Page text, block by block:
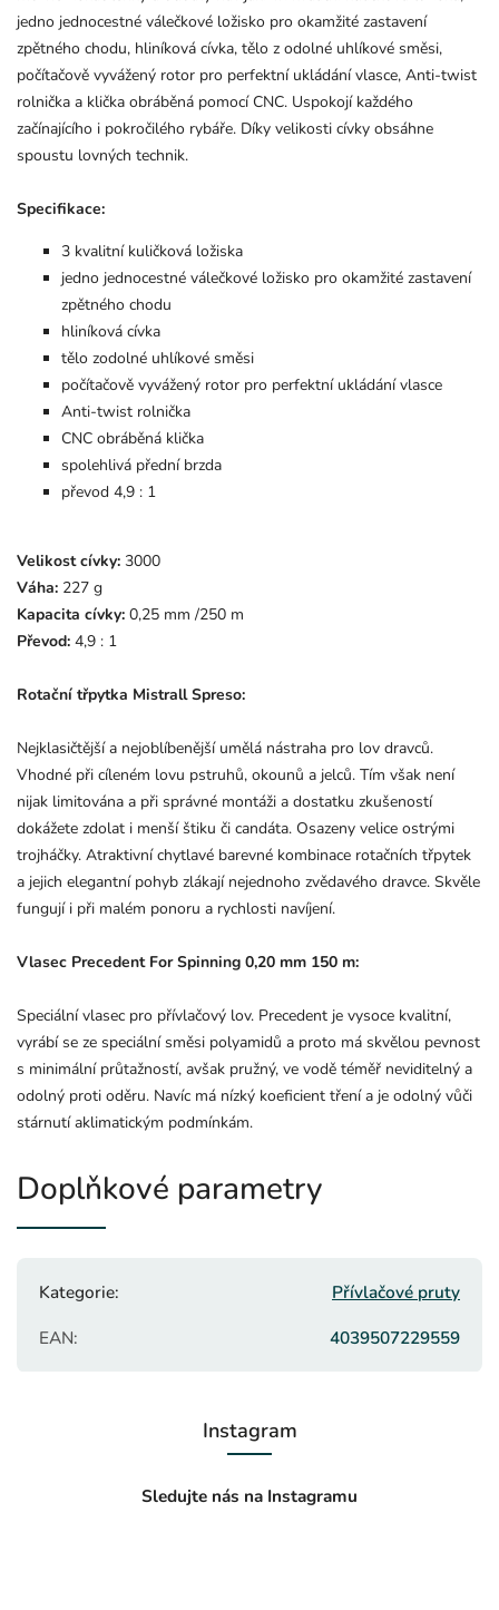
jedno jednocestné válečkové ložisko pro okamžité zastavení
zpětného chodu, hliníková cívka, tělo z odolné uhlíkové směsi,
počítačově vyvážený rotor pro perfektní ukládání vlasce, Anti-twist
rolnička a klička obráběná pomocí CNC. Uspokojí každého
začínajícího i pokročilého rybáře. Díky velikosti cívky obsáhne
spoustu lovných technik.
Specifikace:
3 kvalitní kuličková ložiska
jedno jednocestné válečkové ložisko pro okamžité zastavení
zpětného chodu
hliníková cívka
tělo zodolné uhlíkové směsi
počítačově vyvážený rotor pro perfektní ukládání vlasce
Anti-twist rolnička
CNC obráběná klička
spolehlivá přední brzda
převod 4,9 : 1
Velikost cívky: 3000
Váha: 227 g
Kapacita cívky: 0,25 mm /250 m
Převod: 4,9 : 1
Rotační třpytka Mistrall Spreso:
Nejklasičtější a nejoblíbenější umělá nástraha pro lov dravců.
Vhodné při cíleném lovu pstruhů, okounů a jelců. Tím však není
nijak limitována a při správné montáži a dostatku zkušeností
dokážete zdolat i menší štiku či candáta. Osazeny velice ostrými
trojháčky. Atraktivní chytlavé barevné kombinace rotačních třpytek
a jejich elegantní pohyb zlákají nejednoho zvědavého dravce. Skvěle
fungují i při malém ponoru a rychlosti navíjení.
Vlasec Precedent For Spinning 0,20 mm 150 m:
Speciální vlasec pro přívlačový lov. Precedent je vysoce kvalitní,
vyrábí se ze speciální směsi polyamidů a proto má skvělou pevnost
s minimální průtažností, avšak pružný, ve vodě téměř neviditelný a
odolný proti oděru. Navíc má nízký koeficient tření a je odolný vůči
stárnutí aklimatickým podmínkám.
Doplňkové parametry
Kategorie:
Přívlačové pruty
EAN: 4039507229559
Instagram
Sledujte nás na Instagramu